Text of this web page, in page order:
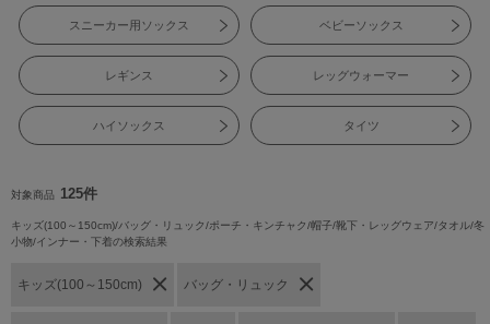
スニーカー用ソックス ベビーソックス
レギンス レッグウォーマー
ハイソックス タイツ
対象商品 125件
キッズ(100～150cm)/バッグ・リュック/ポーチ・キンチャク/帽子/靴下・レッグウェア/タオル/冬
小物/インナー・下着の検索結果
キッズ(100～150cm) バッグ・リュック